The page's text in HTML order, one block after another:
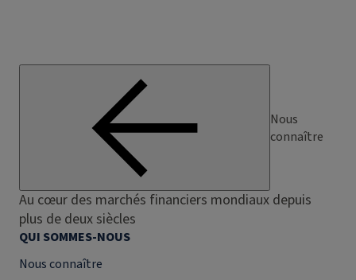
Nous
connaître
Au cœur des marchés financiers mondiaux depuis
plus de deux siècles
QUI SOMMES-NOUS
Nous connaître